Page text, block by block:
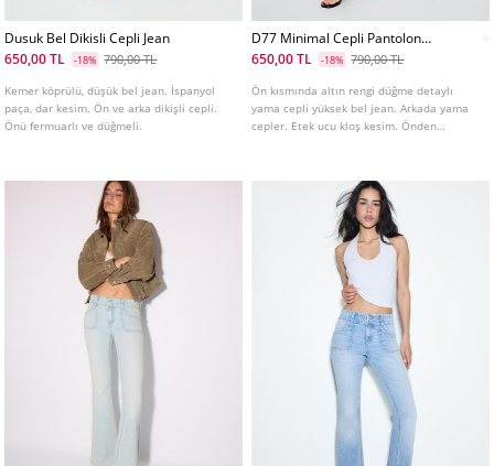
Dusuk Bel Dikisli Cepli Jean
650,00 TL
-18% 790,00 TL
Kemer köprülü, düşük bel jean. İspanyol
paça, dar kesim. Ön ve arka dikişli cepli.
Önü fermuarlı ve düğmeli.
D77 Minimal Cepli Pantolon
L01477778
650,00 TL -18% 790,00 TL
Ön kısmında altın rengi düğme detaylı
yama cepli yüksek bel jean. Arkada yama
cepler. Etek ucu kloş kesim. Önden